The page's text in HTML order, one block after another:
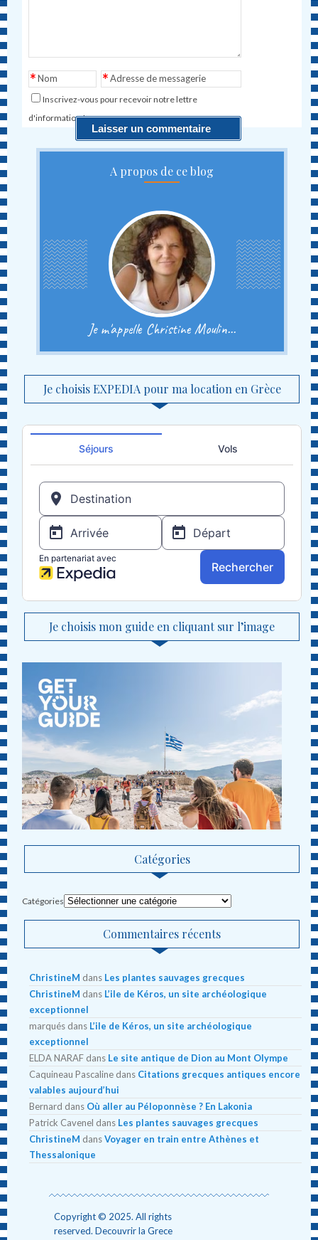
Nom
* Adresse de messagerie
*
Inscrivez-vous pour recevoir notre lettre
d'information !
A propos de ce blog
Je m'appelle Christine Moulin...
Je choisis EXPEDIA pour ma location en Grèce
Je choisis mon guide en cliquant sur l’image
Catégories
Catégories
Commentaires récents
ChristineM dans Les plantes sauvages grecques
ChristineM dans L’ile de Kéros, un site archéologique
exceptionnel
marqués dans L’ile de Kéros, un site archéologique
exceptionnel
ELDA NARAF dans Le site antique de Dion au Mont Olympe
Caquineau Pascaline dans Citations grecques antiques encore
valables aujourd’hui
Bernard dans Où aller au Péloponnèse ? En Lakonia
Patrick Cavenel dans Les plantes sauvages grecques
ChristineM dansVoyager en train entre Athènes et
Thessalonique
Copyright © 2025. All rights
reserved. Decouvrir la Grece